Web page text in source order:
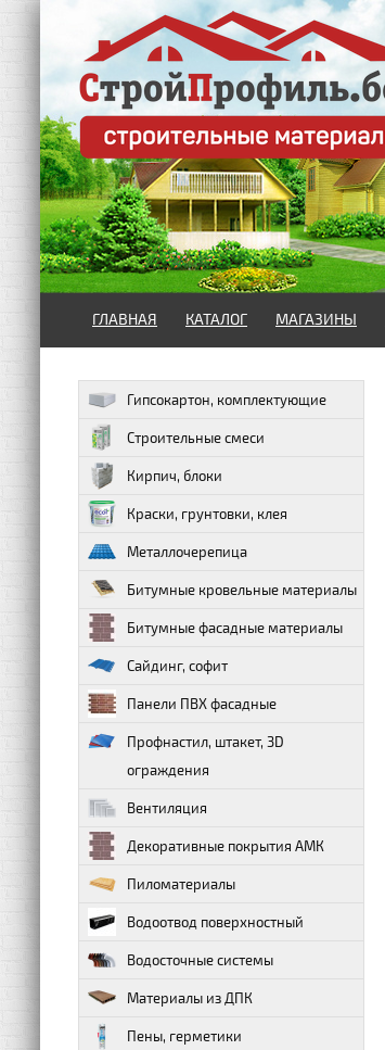
ГЛАВНАЯ КАТАЛОГ МАГАЗИНЫ
Гипсокартон, комплектующие
Строительные смеси
Кирпич, блоки
Краски, грунтовки, клея
Металлочерепица
Битумные кровельные материалы
Битумные фасадные материалы
Сайдинг, софит
Панели ПВХ фасадные
Профнастил, штакет, 3D
ограждения
Вентиляция
Декоративные покрытия АМК
Пиломатериалы
Водоотвод поверхностный
Водосточные системы
Материалы из ДПК
Пены, герметики